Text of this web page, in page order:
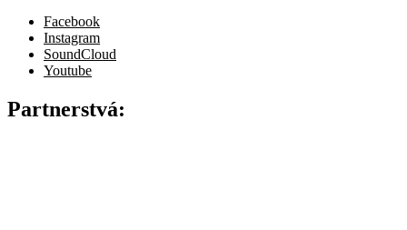
Facebook
Instagram
SoundCloud
Youtube
Partnerstvá: